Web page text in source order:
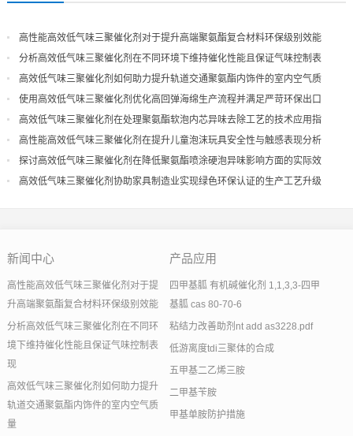
高性能高效低气味三聚催化剂对于提升高端聚氨酯复合材料环保级别效能
分析高效低气味三聚催化剂在不同环境下维持催化性能且保证气味控制表
现
高效低气味三聚催化剂如何助力提升轨道交通聚氨酯内饰件的室内空气质
量
使用高效低气味三聚催化剂优化高回弹海绵生产流程并满足严苛环保出口
高效低气味三聚催化剂在处理聚氨酯软泡内芯异味去除工艺的技术应用指
导
高性能高效低气味三聚催化剂在提升儿童泡沫玩具安全性与触感表现分析
探讨高效低气味三聚催化剂在降低聚氨酯喷涂硬泡异味影响方面的实际效
果
高效低气味三聚催化剂协助家具制造业实现绿色环保认证的生产工艺升级
新闻中心
高性能高效低气味三聚催化剂对于提
升高端聚氨酯复合材料环保级别效能
分析高效低气味三聚催化剂在不同环
境下维持催化性能且保证气味控制表
现
高效低气味三聚催化剂如何助力提升
轨道交通聚氨酯内饰件的室内空气质
量
产品应用
四甲基胍 有机碱催化剂 1,1,3,3-四甲
基胍 cas 80-70-6
粘结力改善助剂nt add as3228.pdf
低游离度tdi三聚体的合成
五甲基二乙烯三胺
二甲基苄胺
甲基单胺防护措施